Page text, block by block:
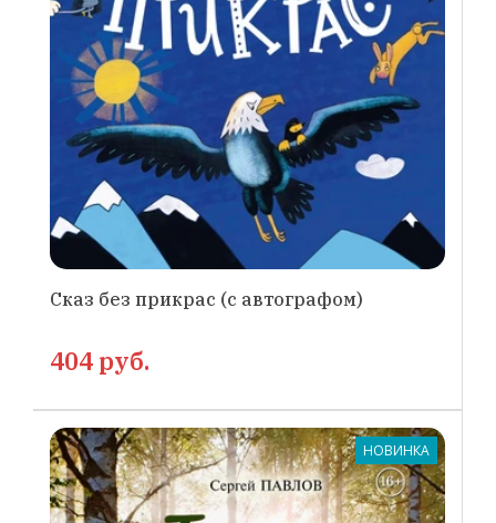
Сказ без прикрас (с автографом)
404 руб.
НОВИНКА